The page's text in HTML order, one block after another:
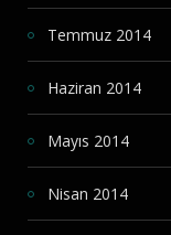
Temmuz 2014
Haziran 2014
Mayıs 2014
Nisan 2014